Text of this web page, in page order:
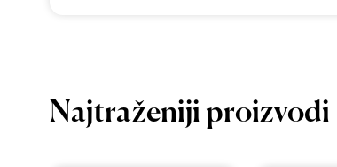
Najtraženiji proizvodi